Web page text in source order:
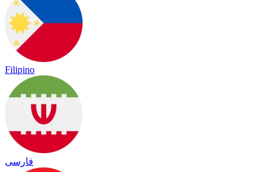
Filipino
فارسی